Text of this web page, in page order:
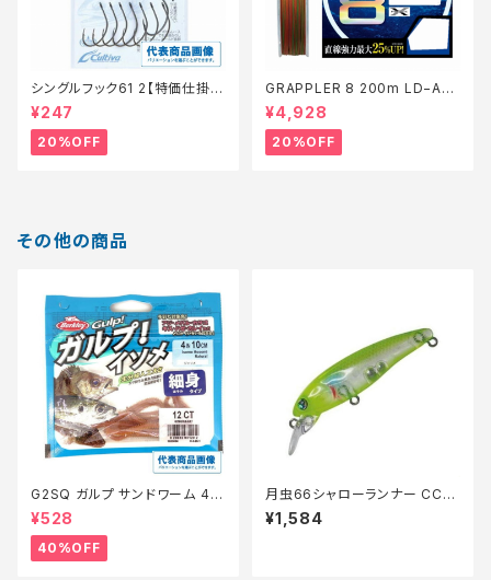
シングルフック61 2【特価仕掛】
【20】
¥247
20%OFF
GRAPPLER 8 200m LD−A61
S 5色 8【特価仕掛】【20】
¥4,928
20%OFF
その他の商品
G2SQ ガルプ サンドワーム 4イ
ンチ イソメ細身青イソメ(Cam
o)【特価餌】【40】
¥528
40%OFF
月虫66シャローランナー CC
−BORA
¥1,584